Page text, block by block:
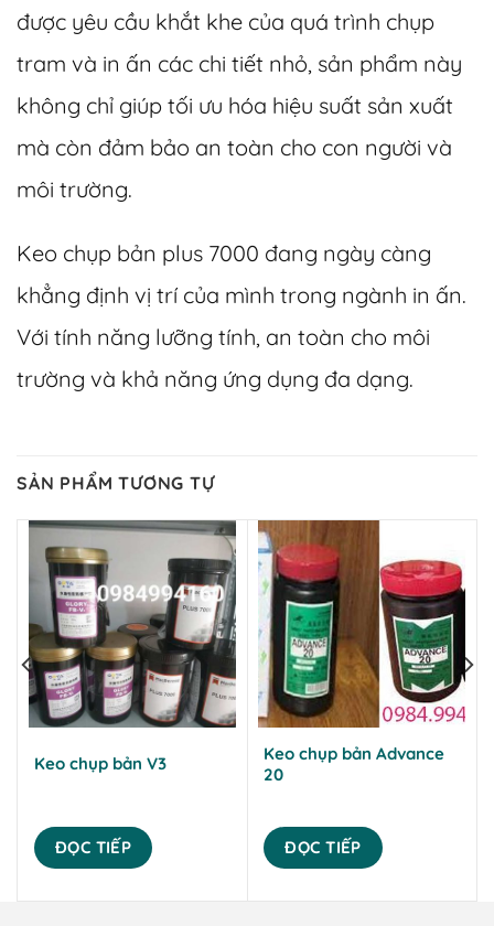
được yêu cầu khắt khe của quá trình chụp
tram và in ấn các chi tiết nhỏ, sản phẩm này
không chỉ giúp tối ưu hóa hiệu suất sản xuất
mà còn đảm bảo an toàn cho con người và
môi trường.
Keo chụp bản plus 7000 đang ngày càng
khẳng định vị trí của mình trong ngành in ấn.
Với tính năng lưỡng tính, an toàn cho môi
trường và khả năng ứng dụng đa dạng.
SẢN PHẨM TƯƠNG TỰ
Keo chụp bản V3
ĐỌC TIẾP
Keo chụp bản Advance
20
ĐỌC TIẾP